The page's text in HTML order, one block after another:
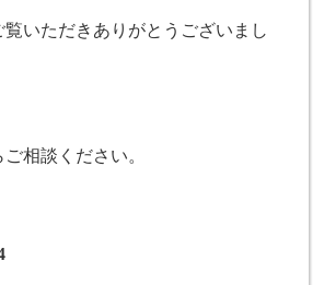
いただきありがとうございまし
相談ください。